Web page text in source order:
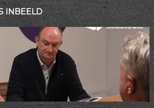
INBEELD